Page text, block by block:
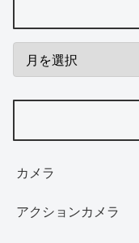
カメラ
アクションカメラ